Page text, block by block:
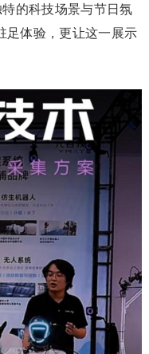
的科技场景与节日氛
足体验，更让这一展示